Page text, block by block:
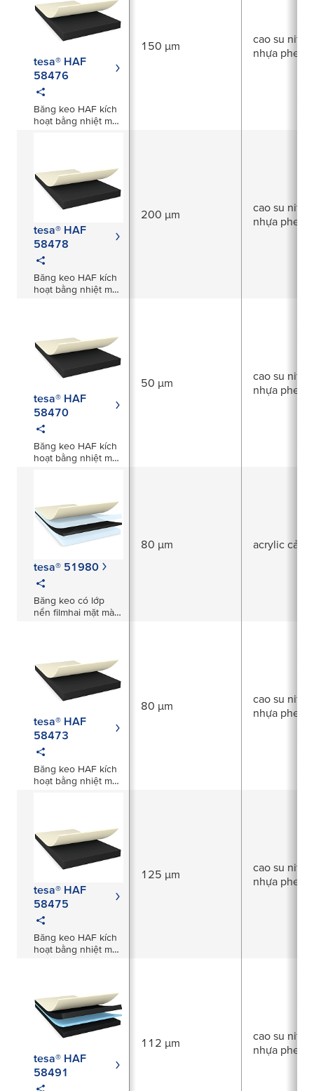
tesa® HAF
58476
Băng keo HAF kích
hoạt bằng nhiệt màu
150 µm
cao su
nhựa
tesa® HAF
58478
Băng keo HAF kích
hoạt bằng nhiệt màu
200 µm
cao su
nhựa
tesa® HAF
58470
Băng keo HAF kích
hoạt bằng nhiệt màu
50 µm
cao su
nhựa
tesa® 51980
Băng keo có lớp
nền filmhai mặt màu
80 µm acrylic cải
tesa® HAF
58473
Băng keo HAF kích
hoạt bằng nhiệt màu
80 µm
cao su
nhựa
tesa® HAF
58475
Băng keo HAF kích
hoạt bằng nhiệt màu
125 µm
cao su
nhựa
tesa® HAF
58491
112 µm
cao su
nhựa